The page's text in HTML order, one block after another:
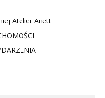
Atelier Anett